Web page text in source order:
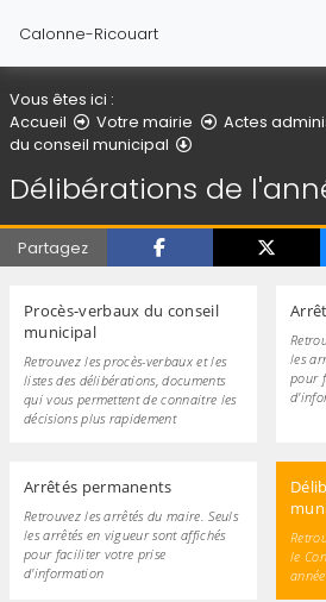
Calonne-Ricouart
Vous êtes ici :
Accueil
Votre mairie Actes
du conseil municipal
Délibérations de
Partagez
Procès-verbaux du conseil
municipal
Retrouvez les procès-verbaux et les
listes des délibérations, documents
qui vous permettent de connaitre les
décisions plus rapidement
les
pour
Arrêtés permanents
Retrouvez les arrêtés du maire. Seuls
les arrêtés en vigueur sont affichés
pour faciliter votre prise
d'information
le